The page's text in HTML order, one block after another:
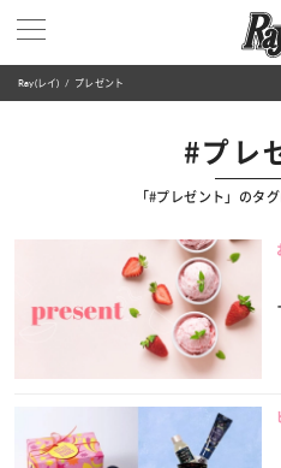
Ray(レイ) プレゼント
#プレ
「#プレゼント」のタ